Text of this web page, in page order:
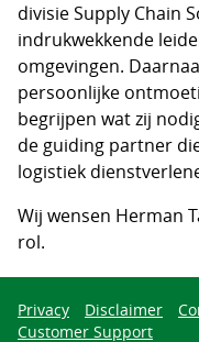
Zoeken
divisie Supply Chain
indrukwekkende
omgevingen.
persoonlijke
begrijpen wat zij
de guiding partner
logistiek
Wij wensen Herman
rol.
Privacy Disclaimer
Customer Support